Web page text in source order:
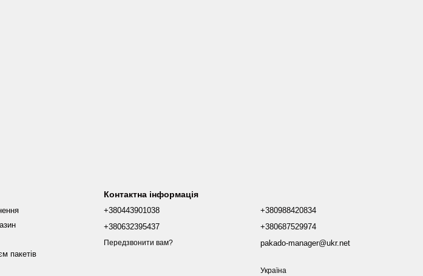
пакетів
Контактна інформація
+380443901038
+380632395437
Передзвонити вам?
+380988420834
+380687529974
pakado-manager@ukr.net
Україна